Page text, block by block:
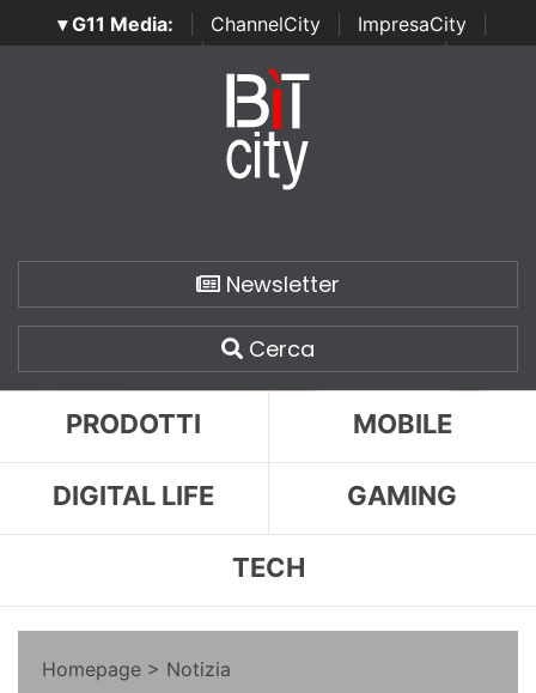
▾ G11 Media: ChannelCity ImpresaCity
SecurityOpenLab | Italian Channel Awards | Italian
Italian Security Awards
Newsletter
Cerca
PRODOTTI MOBILE
DIGITAL LIFE GAMING
TECH
Homepage > Notizia